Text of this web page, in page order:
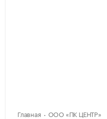
Главная ООО «ПК ЦЕНТР»